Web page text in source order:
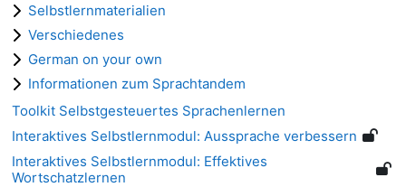
Selbstlernmaterialien
Verschiedenes
German on your own
Informationen zum Sprachtandem
Toolkit Selbstgesteuertes Sprachenlernen
Interaktives Selbstlernmodul: Aussprache verbessern
Interaktives Selbstlernmodul: Effektives
Wortschatzlernen